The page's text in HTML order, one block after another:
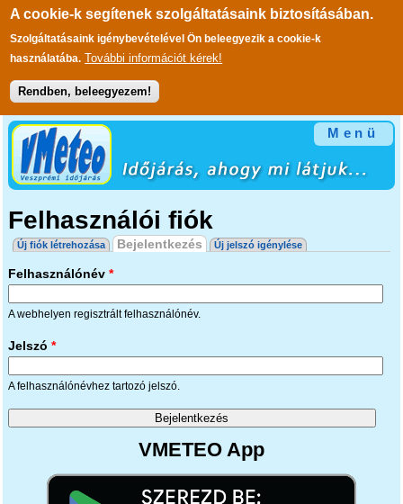
A cookie-k segítenek szolgáltatásaink biztosításában.
Szolgáltatásaink igénybevételével Ön beleegyezik a cookie-k
használatába. További információt kérek!
Rendben, beleegyezem!
Ugrás a tartalomra
Menü
Felhasználói fiók
Elsődleges fülek
Új fiók létrehozása Bejelentkezés (aktív fül)
Új jelszó igénylése
Felhasználónév *
A webhelyen regisztrált felhasználónév.
Jelszó *
A felhasználónévhez tartozó jelszó.
VMETEO App